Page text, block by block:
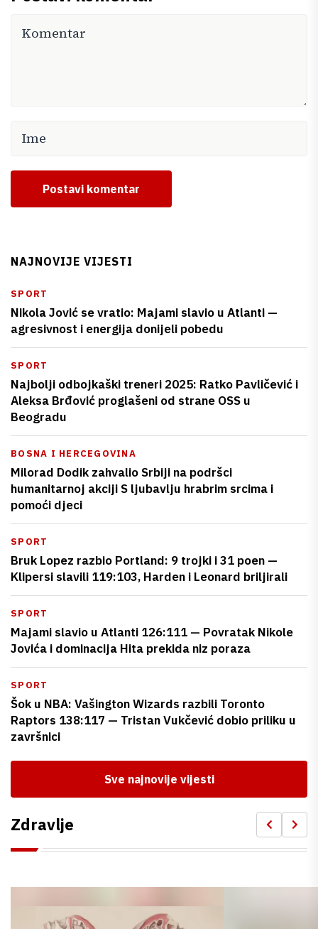
Postavi komentar
NAJNOVIJE VIJESTI
SPORT
Nikola Jović se vratio: Majami slavio u Atlanti —
agresivnost i energija donijeli pobedu
SPORT
Najbolji odbojkaški treneri 2025: Ratko Pavličević i
Aleksa Brđović proglašeni od strane OSS u
Beogradu
BOSNA I HERCEGOVINA
Milorad Dodik zahvalio Srbiji na podršci
humanitarnoj akciji S ljubavlju hrabrim srcima i
pomoći djeci
SPORT
Bruk Lopez razbio Portland: 9 trojki i 31 poen —
Klipersi slavili 119:103, Harden i Leonard briljirali
SPORT
Majami slavio u Atlanti 126:111 — Povratak Nikole
Jovića i dominacija Hita prekida niz poraza
SPORT
Šok u NBA: Vašington Wizards razbili Toronto
Raptors 138:117 — Tristan Vukčević dobio priliku u
završnici
Sve najnovije vijesti
Zdravlje